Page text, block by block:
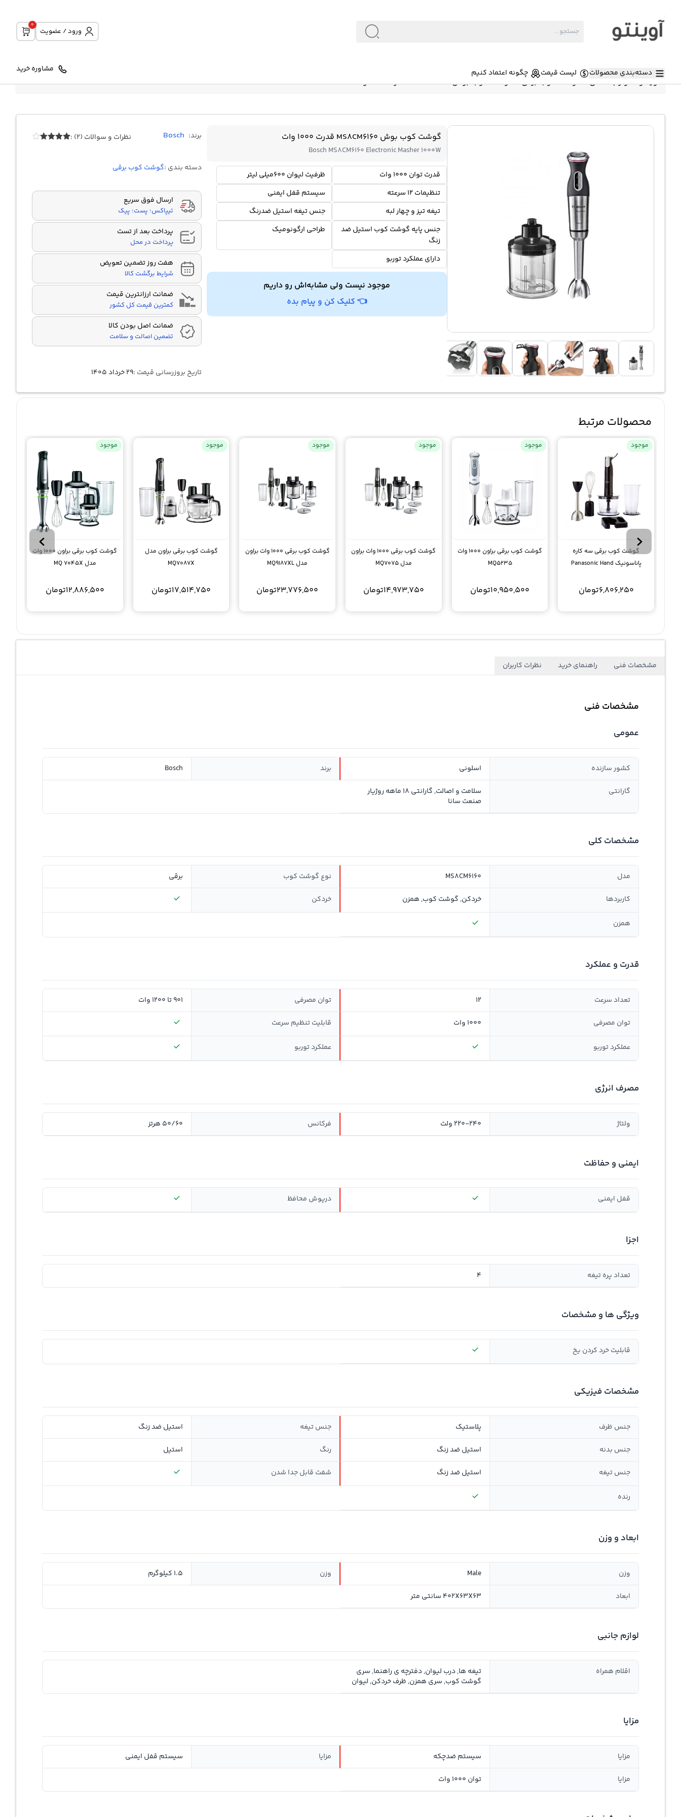
ورود / عضویت
0
دسته‌بندی محصولات لیست قیمت چگونه اعتماد کنیم مشاوره خرید
آوینتو»لوازم خانگی»گوشت کوب برقی»گوشت کوب بوش MS8CM6160 قدرت 1000 وات
گوشت کوب بوش MS8CM6160 قدرت 1000 وات
Bosch MS8CM6160 Electronic Masher 1000W
قدرت توان 1000 وات
ظرفیت لیوان 600میلی لیتر
تنظیمات 12 سرعته
سیستم قفل ایمنی
تیغه تیز و چهار لبه
جنس تیغه استیل ضدرنگ
جنس پایه گوشت کوب استیل ضد
زنگ
طراحی ارگونومیک
دارای عملکرد توربو
موجود نیست ولی مشابه‌اش رو داریم
👈 کلیک کن و پیام بده
برند: Bosch نظرات و سوالات (2) :
دسته بندی :گوشت کوب برقی
ارسال فوق سریع
تیپاکس؛ پست؛ پیک
پرداخت بعد از تست
پرداخت در محل
هفت روز تضمین تعویض
شرایط برگشت کالا
ضمانت ارزانترین قیمت
کمترین قیمت کل کشور
ضمانت اصل بودن کالا
تضمین اصالت و سلامت
تاریخ بروزرسانی قیمت :۲۹ خرداد ۱۴۰۵
محصولات مرتبط
موجود
گوشت کوب برقی سه کاره
پاناسونیک Panasonic Hand
6,806,250تومان
موجود
گوشت کوب برقی براون 1000 وات
MQ5235
10,950,500تومان
موجود
گوشت کوب برقی 1000 وات براون
مدل MQ7075
14,973,750تومان
موجود
گوشت کوب برقی 1000 وات براون
مدل MQ9187XL
23,776,500تومان
موجود
گوشت کوب برقی براون مدل
MQ7087X
17,514,750تومان
موجود
گوشت کوب برقی براون 1000 وات
مدل MQ 7045X
12,886,500تومان
مشخصات فنی راهنمای خرید نظرات کاربران
مشخصات فنی
عمومی
کشور سازنده اسلونی برند Bosch
گارانتی
سلامت و اصالت, گارانتی 18 ماهه روژیار
صنعت سانا
مشخصات کلی
مدل MS8CM6160 نوع گوشت کوب برقی
کاربردها خردکن, گوشت کوب, همزن خردکن
همزن
قدرت و عملکرد
تعداد سرعت 12 توان مصرفی 901 تا 1200 وات
توان مصرفی 1000 وات قابلیت تنظيم سرعت
عملکرد توربو عملکرد توربو
مصرف انرژی
ولتاژ 220-240 ولت فرکانس 50/60 هرتز
ایمنی و حفاظت
قفل ایمنی درپوش محافظ
اجزا
تعداد پره تیغه 4
ویژگی ها و مشخصات
قابلیت خرد کردن یخ
مشخصات فیزیکی
جنس ظرف پلاستیک جنس تیغه استیل ضد زنگ
جنس بدنه استیل ضد زنگ رنگ استیل
جنس تیغه استیل ضد زنگ شفت قابل جدا شدن
رنده
ابعاد و وزن
وزن Male وزن 1.5 کیلوگرم
ابعاد 402X63X63 سانتی متر
لوازم جانبی
اقلام همراه
تیغه ها, درب لیوان, دفترچه ی راهنما, سری
گوشت کوب, سری همزن, ظرف خردکن, ليوان
مزایا
مزایا سیستم ضدچکه مزایا سیستم قفل ایمنی
مزایا توان 1000 وات